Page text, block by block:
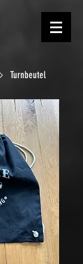
Turnbeutel